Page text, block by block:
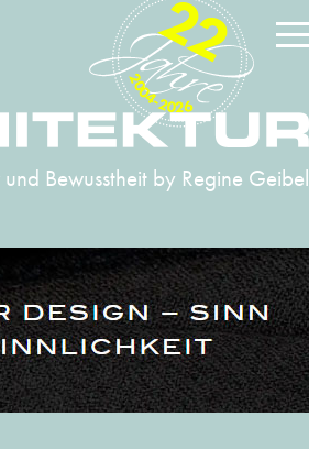
Bewusstheit by Regine Geibel
2004-2026
22